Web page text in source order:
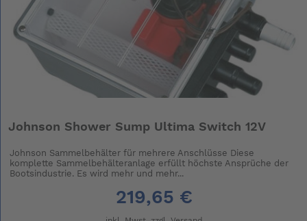
Johnson Shower Sump Ultima Switch 12V
Johnson Sammelbehälter für mehrere Anschlüsse Diese
komplette Sammelbehälteranlage erfüllt höchste Ansprüche der
Bootsindustrie. Es wird mehr und mehr...
219,65 €